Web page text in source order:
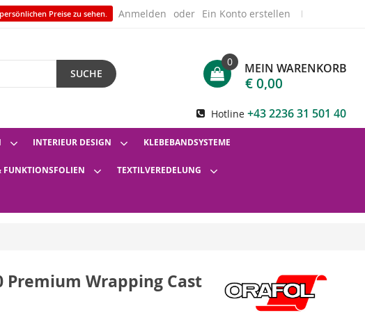
Preise zu sehen. Anmelden Ein Konto erstellen
SUCHE MEIN WARENKORB
0
€ 0,00
Hotline +43 2236 31 501 40
INTERIEUR DESIGN KLEBEBANDSYSTEME
FUNKTIONSFOLIEN TEXTILVEREDELUNG
Premium Wrapping Cast